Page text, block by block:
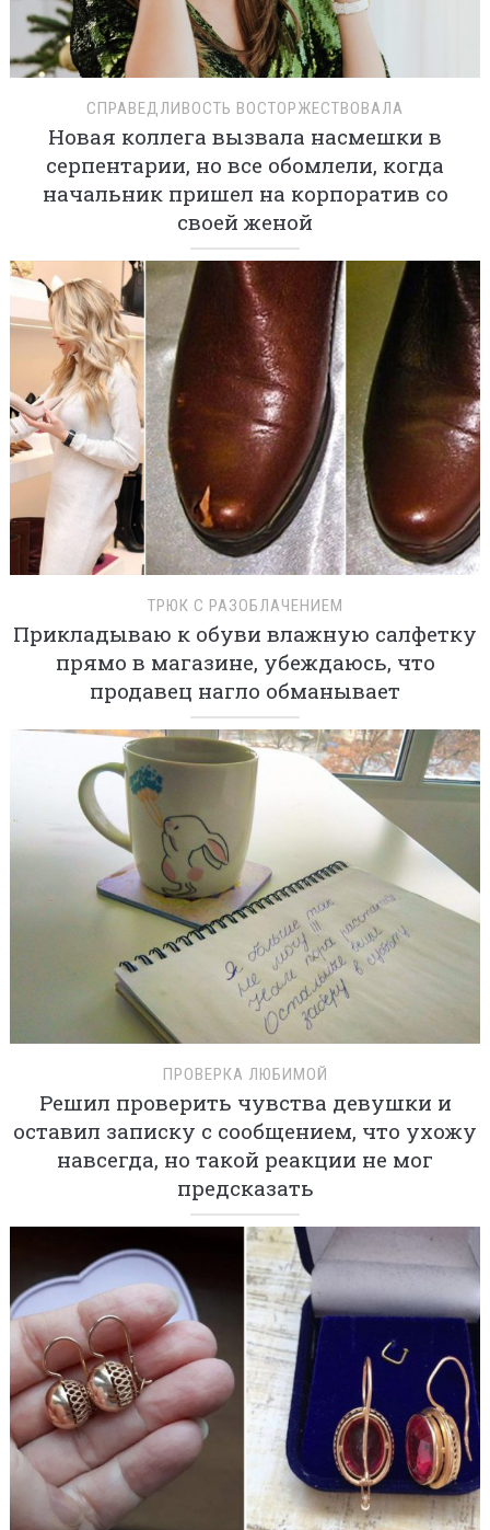
СПРАВЕДЛИВОСТЬ ВОСТОРЖЕСТВОВАЛА
Новая коллега вызвала насмешки в
серпентарии, но все обомлели, когда
начальник пришел на корпоратив со
своей женой
ТРЮК С РАЗОБЛАЧЕНИЕМ
Прикладываю к обуви влажную салфетку
прямо в магазине, убеждаюсь, что
продавец нагло обманывает
ПРОВЕРКА ЛЮБИМОЙ
Решил проверить чувства девушки и
оставил записку с сообщением, что ухожу
навсегда, но такой реакции не мог
предсказать